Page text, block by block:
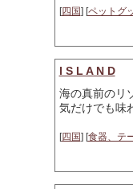
[四国] [ペットグ
I S L A N D
海の真前のリ
気だけでも味
[四国] [食器、テ